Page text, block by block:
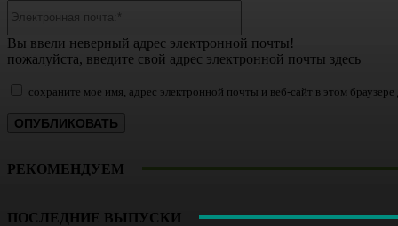
Вы ввели неверный адрес электронной почты!
пожалуйста, введите свой адрес электронной почты здесь
сохраните мое имя, адрес электронной почты и веб-сайт в этом
РЕКОМЕНДУЕМ
ПОСЛЕДНИЕ ВЫПУСКИ